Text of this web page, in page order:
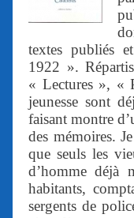
textes publiés
1922 ».
« Lectures », «
jeunesse sont
faisant montre
des mémoires.
que seuls les
d’homme déjà
habitants,
sergents de